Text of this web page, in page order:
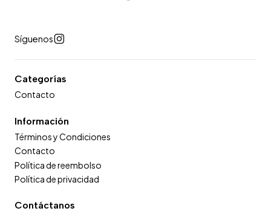
Síguenos
Categorías
Contacto
Información
Términos y Condiciones
Contacto
Política de reembolso
Política de privacidad
Contáctanos